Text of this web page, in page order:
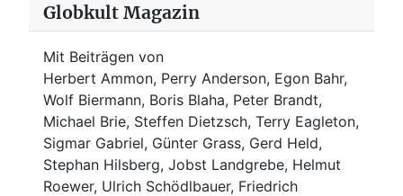
Globkult Magazin
Mit Beiträgen von
Herbert Ammon, Perry Anderson, Egon Bahr,
Wolf Biermann, Boris Blaha, Peter Brandt,
Michael Brie, Steffen Dietzsch, Terry Eagleton,
Sigmar Gabriel, Günter Grass, Gerd Held,
Stephan Hilsberg, Jobst Landgrebe, Helmut
Roewer, Ulrich Schödlbauer, Friedrich